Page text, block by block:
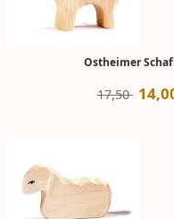
Ostheimer
17,50  14,